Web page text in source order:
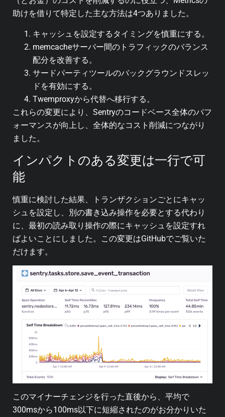
助けを借りて特定した主な方法は4つありました。
キャッシュを設定するタイミングを慎重にする。
memcacheサーバー間のトラフィックのバランス
配分を改善する。
サードパーティツールのバックグラウンドスレッ
ドを有効にする。
Twemproxyから代替へ移行する。
これらの変更により、Sentryのコードベース全体のパフ
ォーマンスが向上し、全体的なコスト削減につながり
ました。
インパクトのある変更は一行で可
能
慎重に検討した結果、トランザクションごとにキャッ
シュを設定し、別の書き込み操作を必要とする代わり
に、最初の読み取り操作の際にキャッシュを設定すれ
ばよいことにしました。この変更はGitHubでご覧いた
だけます。
このマイナーチェンジを行った直後から、平均で
300msから100ms以下に短縮されたのがお分かりいた